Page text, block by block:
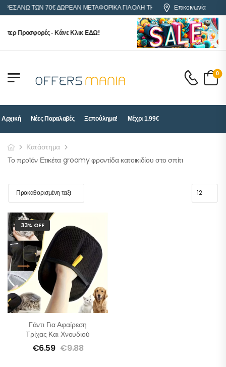
ΑΝΩ ΤΩΝ 70€ ΔΩΡΕΑΝ ΜΕΤΑΦΟΡΙΚΑ ΓΙΑ ΟΛΗ ΤΗΝ ΕΛΛΑΔΑΕπικοινωνία
Προσφορές - Κάνε Κλικ ΕΔΩ!
0
Αρχική Νέες Παραλαβές Ξεπούλημα! Μέχρι 1.99€
Κατάστημα
Το προϊόν Ετικέτα groomy φροντίδα κατοικιδίου στο σπίτι
33% OFF
Γάντι Για Αφαίρεση
Τρίχας Και Χνουδιού
€6.59 €9.88